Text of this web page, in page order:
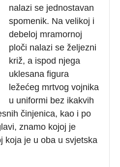
nalazi se jednostavan
spomenik. Na velikoj i
debeloj mramornoj
ploči nalazi se željezni
križ, a ispod njega
uklesana figura
ležećeg mrtvog vojnika
u uniformi bez ikakvih
činjenica, kao i po
znamo kojoj je
koja je u oba u svjetska